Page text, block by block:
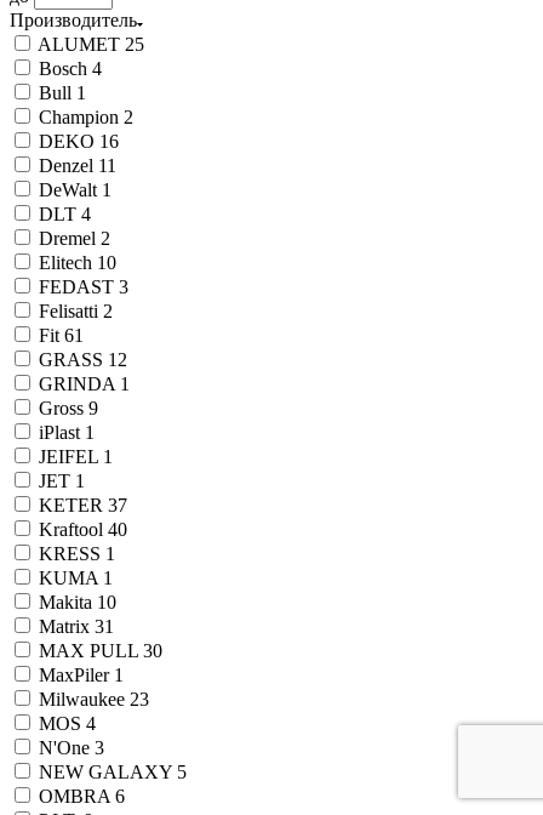
Производитель
ALUMET 25
Bosch 4
Bull 1
Champion 2
DEKO 16
Denzel 11
DeWalt 1
DLT 4
Dremel 2
Elitech 10
FEDAST 3
Felisatti 2
Fit 61
GRASS 12
GRINDA 1
Gross 9
iPlast 1
JEIFEL 1
JET 1
KETER 37
Kraftool 40
KRESS 1
KUMA 1
Makita 10
Matrix 31
MAX PULL 30
MaxPiler 1
Milwaukee 23
MOS 4
N'One 3
NEW GALAXY 5
OMBRA 6